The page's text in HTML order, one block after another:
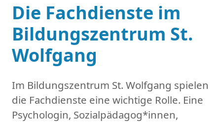
Die Fachdienste im
Bildungszentrum St.
Wolfgang
Im Bildungszentrum St. Wolfgang spielen
die Fachdienste eine wichtige Rolle. Eine
Psychologin, Sozialpädagog*innen,